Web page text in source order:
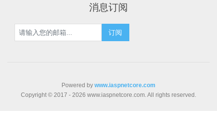
消息订阅
Powered by www.iaspnetcore.com
Copyright © 2017 - 2026 www.iaspnetcore.com. All rights reserved.